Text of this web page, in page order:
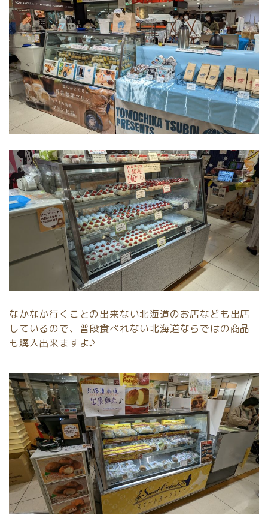
なかなか行くことの出来ない北海道のお店なども出店
しているので、普段食べれない北海道ならではの商品
も購入出来ますよ♪